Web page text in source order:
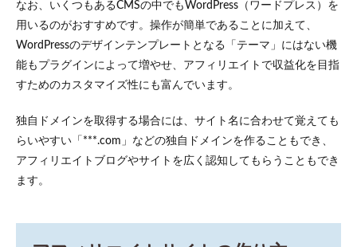
なお、いくつもあるCMSの中でもWordPress（ワードプレス）を
用いるのがおすすめです。操作が簡単であることに加えて、
WordPressのデザインテンプレートとなる「テーマ」にはない機
能もプラグインによって増やせ、アフィリエイトで収益化を目指
すためのカスタマイズ性にも富んでいます。
独自ドメインを取得する場合には、サイト名に合わせて覚えても
らいやすい「***.com」などの独自ドメインを作ることもでき、
アフィリエイトブログやサイトを広く認知してもらうこともでき
ます。